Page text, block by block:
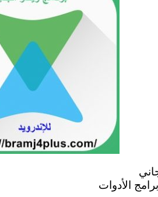
الأدوات